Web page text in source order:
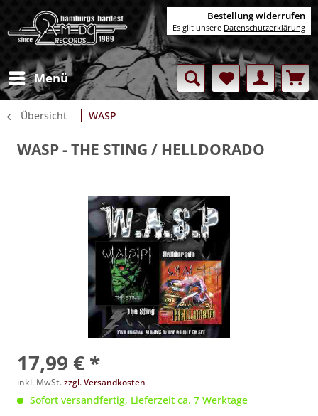
Menü
Übersicht WASP
WASP- THE STING / HELLDORADO
17,99 € *
inkl. MwSt.zzgl. Versandkosten
Sofort versandfertig, Lieferzeit ca. 7 Werktage
Bestellung widerrufen
Es gilt unsere Datenschutzerklärung